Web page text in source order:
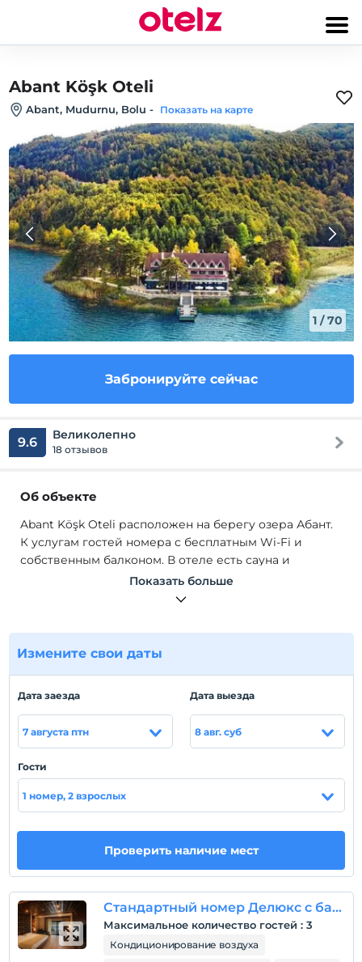
Abant Köşk Oteli
Abant, Mudurnu, Bolu - Показать на карте
1 /70
Забронируйте сейчас
9.6 Великолепно
18 отзывов
Об объекте
Abant Köşk Oteli расположен на берегу озера Абант.
К услугам гостей номера с бесплатным Wi-Fi и
собственным балконом. В отеле есть сауна и
круглосуточная стойка регистрации. Номера Abant
Köşk Oteli оформлены в теплых тонах и имеют
спутниковое телевидение, мини-бар и панорамный
вид на озеро.
собственным балконом. В отеле есть сауна и
круглосуточная стойка регистрации. Номера Abant
Köşk Oteli оформлены в теплых тонах и имеют
спутниковое телевидение, мини-бар и панорамный
вид на озеро.
Abant Köşk Oteli находится в 35 км от Болу и в 60 км
Пляж
Он расположен на берегу озера Абант.
Показать больше
Измените свои даты
Дата заезда
7 августа птн
Дата выезда
8 авг. суб
Гости
1 номер, 2 взрослых
Проверить наличие мест
Стандартный номер Делюкс с балконом
Максимальное количество гостей : 3
Кондиционирование воздуха